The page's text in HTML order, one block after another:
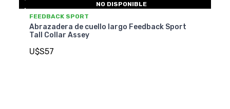
NO DISPONIBLE
FEEDBACK SPORT
Abrazadera de cuello largo Feedback Sport
Tall Collar Assey
U$S57